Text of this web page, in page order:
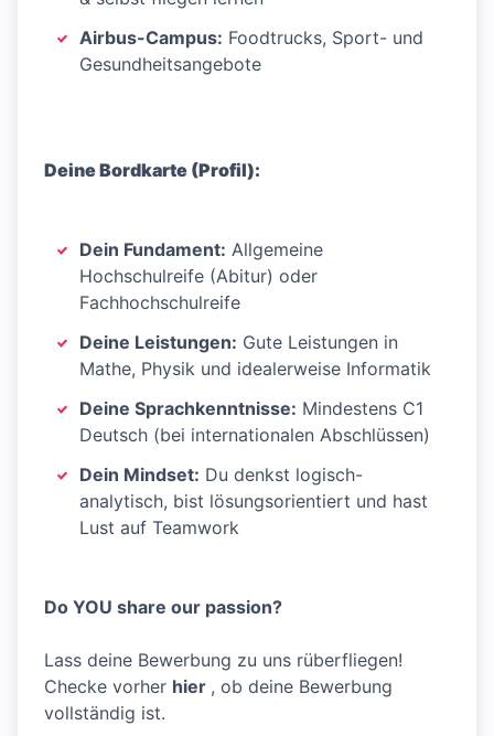
Airbus-Campus: Foodtrucks, Sport- und
Gesundheitsangebote
Deine Bordkarte (Profil):
Dein Fundament: Allgemeine
Hochschulreife (Abitur) oder
Fachhochschulreife
Deine Leistungen: Gute Leistungen in
Mathe, Physik und idealerweise Informatik
Deine Sprachkenntnisse: Mindestens C1
Deutsch (bei internationalen Abschlüssen)
Dein Mindset: Du denkst logisch-
analytisch, bist lösungsorientiert und hast
Lust auf Teamwork
Do YOU share our passion?
Lass deine Bewerbung zu uns rüberfliegen!
Checke vorher hier , ob deine Bewerbung
vollständig ist.